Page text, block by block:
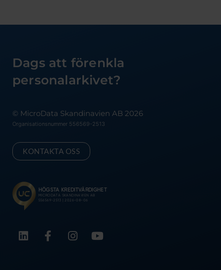
Dags att förenkla
personalarkivet?
© MicroData Skandinavien AB 2026
Organisationsnummer 556569-2513
KONTAKTA OSS
L
i
F
a
I
n
Y
o